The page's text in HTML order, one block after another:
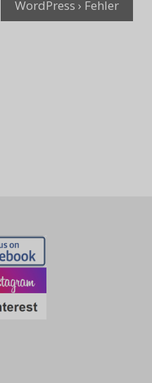
WordPress › Fehler